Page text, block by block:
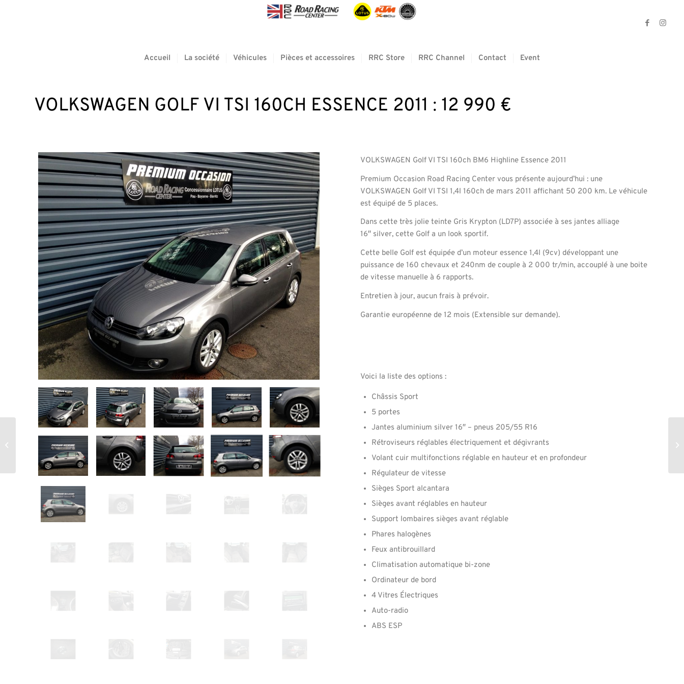
Accueil La société Véhicules Pièces et accessoires RRC Store RRC Channel Contact Event
VOLKSWAGEN GOLF VI TSI 160CH ESSENCE 2011 : 12 990 €
VOLKSWAGEN Golf VI TSI 160ch BM6 Highline Essence 2011
Premium Occasion Road Racing Center vous présente aujourd’hui : une
VOLKSWAGEN Golf VI TSI 1,4l 160ch de mars 2011 affichant 50 200 km. Le véhicule
est équipé de 5 places.
Dans cette très jolie teinte Gris Krypton (LD7P) associée à ses jantes alliage
16″ silver, cette Golf a un look sportif.
Cette belle Golf est équipée d’un moteur essence 1,4l (9cv) développant une
puissance de 160 chevaux et 240nm de couple à 2 000 tr/min, accouplé à une boite
de vitesse manuelle à 6 rapports.
Entretien à jour, aucun frais à prévoir.
Garantie européenne de 12 mois (Extensible sur demande).
Voici la liste des options :
Châssis Sport
5 portes
Jantes aluminium silver 16″ – pneus 205/55 R16
Rétroviseurs réglables électriquement et dégivrants
Volant cuir multifonctions réglable en hauteur et en profondeur
Régulateur de vitesse
Sièges Sport alcantara
Sièges avant réglables en hauteur
Support lombaires sièges avant réglable
Phares halogènes
Feux antibrouillard
Climatisation automatique bi-zone
Ordinateur de bord
4 Vitres Électriques
Auto-radio
ABS ESP
RENAULT Trafic 2.0 dCi
Diesel L1H1 2,7t 115ch